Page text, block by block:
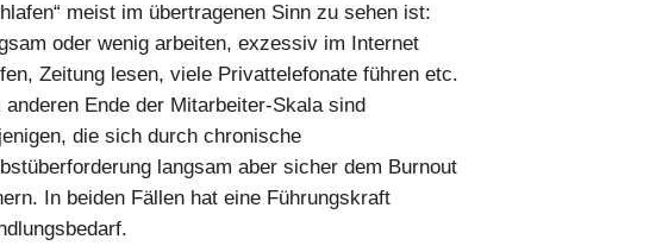
meist im übertragenen Sinn zu sehen ist:
oder wenig arbeiten, exzessiv im Internet
Zeitung lesen, viele Privattelefonate führen etc.
anderen Ende der Mitarbeiter-Skala sind
die sich durch chronische
langsam aber sicher dem Burnout
In beiden Fällen hat eine Führungskraft